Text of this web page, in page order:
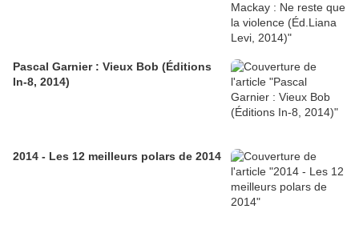
Pascal Garnier : Vieux Bob (Éditions
In-8, 2014)
2014 - Les 12 meilleurs polars de 2014